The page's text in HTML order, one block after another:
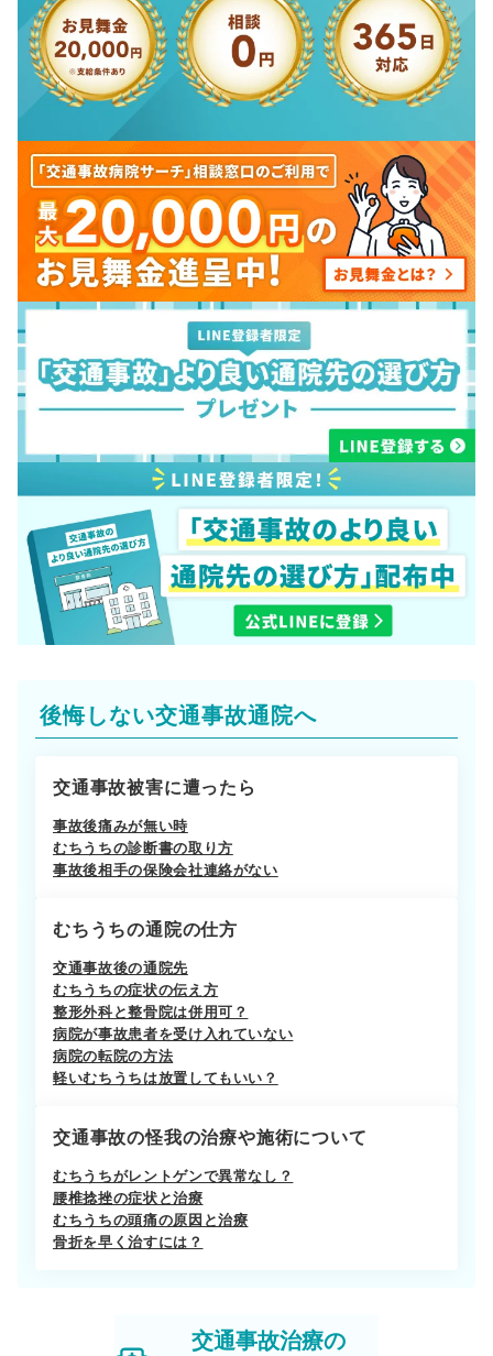
後悔しない交通事故通院へ
交通事故被害に遭ったら
事故後痛みが無い時
むちうちの診断書の取り方
事故後相手の保険会社連絡がない
むちうちの通院の仕方
交通事故後の通院先
むちうちの症状の伝え方
整形外科と整骨院は併用可？
病院が事故患者を受け入れていない
病院の転院の方法
軽いむちうちは放置してもいい？
交通事故の怪我の治療や施術について
むちうちがレントゲンで異常なし？
腰椎捻挫の症状と治療
むちうちの頭痛の原因と治療
骨折を早く治すには？
交通事故治療の